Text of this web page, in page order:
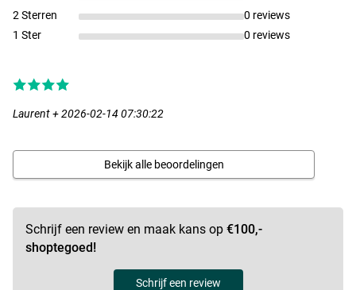
2 Sterren
0 reviews
1 Ster
0 reviews
Laurent + 2026-02-14 07:30:22
Bekijk alle beoordelingen
Schrijf een review en maak kans op €100,-
shoptegoed!
Schrijf een review